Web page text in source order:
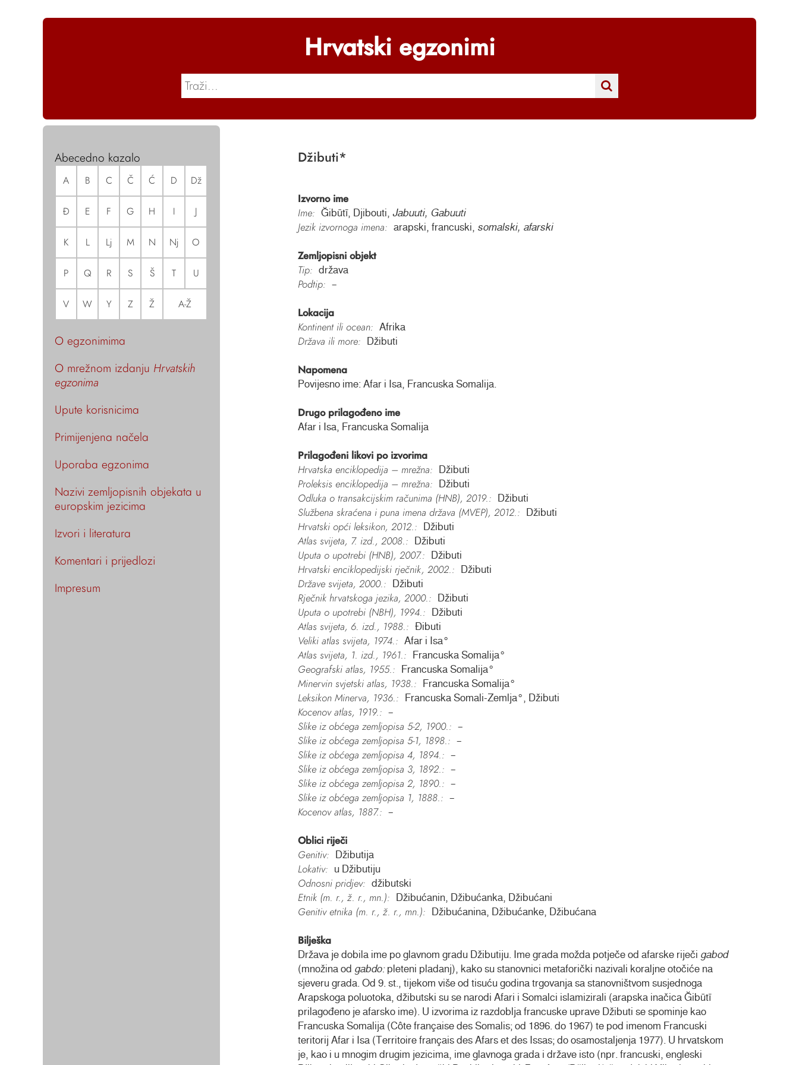
Hrvatski egzonimi
Abecedno kazalo
A B C Č Ć D Dž
Đ E F G H I J
K L Lj M N Nj O
P Q R S Š T U
V W Y Z Ž A-Ž
O egzonimima
O mrežnom izdanju Hrvatskih
egzonima
Upute korisnicima
Primijenjena načela
Uporaba egzonima
Nazivi zemljopisnih objekata u
europskim jezicima
Izvori i literatura
Komentari i prijedlozi
Impresum
Džibuti*
Izvorno ime
Ime:
Ğibūtī, Djibouti, Jabuuti, Gabuuti
Jezik izvornoga imena: arapski, francuski, somalski, afarski
Zemljopisni objekt
Tip:
država
Podtip: –
Lokacija
Kontinent ili ocean:
Afrika
Država ili more: Džibuti
Napomena
Povijesno ime: Afar i Isa, Francuska Somalija.
Drugo prilagođeno ime
Afar i Isa, Francuska Somalija
Prilagođeni likovi po izvorima
Hrvatska enciklopedija – mrežna:
Džibuti
Proleksis enciklopedija – mrežna: Džibuti
Odluka o transakcijskim računima (HNB), 2019.: Džibuti
Službena skraćena i puna imena država (MVEP), 2012.: Džibuti
Hrvatski opći leksikon, 2012.: Džibuti
Atlas svijeta, 7. izd., 2008.: Džibuti
Uputa o upotrebi (HNB), 2007.: Džibuti
Hrvatski enciklopedijski rječnik, 2002.: Džibuti
Države svijeta, 2000.: Džibuti
Rječnik hrvatskoga jezika, 2000.: Džibuti
Uputa o upotrebi (NBH), 1994.: Džibuti
Atlas svijeta, 6. izd., 1988.: Đibuti
Veliki atlas svijeta, 1974.: Afar i Isa°
Atlas svijeta, 1. izd., 1961.: Francuska Somalija°
Geografski atlas, 1955.: Francuska Somalija°
Minervin svjetski atlas, 1938.: Francuska Somalija°
Leksikon Minerva, 1936.: Francuska Somali-Zemlja°, Džibuti
Kocenov atlas, 1919.: –
Slike iz obćega zemljopisa 5-2, 1900.: –
Slike iz obćega zemljopisa 5-1, 1898.: –
Slike iz obćega zemljopisa 4, 1894.: –
Slike iz obćega zemljopisa 3, 1892.: –
Slike iz obćega zemljopisa 2, 1890.: –
Slike iz obćega zemljopisa 1, 1888.: –
Kocenov atlas, 1887.: –
Oblici riječi
Genitiv:
Džibutija
Lokativ: u Džibutiju
Odnosni pridjev: džibutski
Etnik (m. r., ž. r., mn.): Džibućanin, Džibućanka, Džibućani
Genitiv etnika (m. r., ž. r., mn.): Džibućanina, Džibućanke, Džibućana
Bilješka
Država je dobila ime po glavnom gradu Džibutiju. Ime grada možda potječe od afarske riječi gabod
(množina od gabdo:pleteni pladanj), kako su stanovnici metaforički nazivali koraljne otočiće na
sjeveru grada. Od 9. st., tijekom više od tisuću godina trgovanja sa stanovništvom susjednoga
Arapskoga poluotoka, džibutski su se narodi Afari i Somalci islamizirali (arapska inačica Ğibūtī
prilagođeno je afarsko ime). U izvorima iz razdoblja francuske uprave Džibuti se spominje kao
Francuska Somalija (Côte française des Somalis; od 1896. do 1967) te pod imenom Francuski
teritorij Afar i Isa (Territoire français des Afars et des Issas; do osamostaljenja 1977). U hrvatskom
je, kao i u mnogim drugim jezicima, ime glavnoga grada i države isto (npr. francuski, engleski